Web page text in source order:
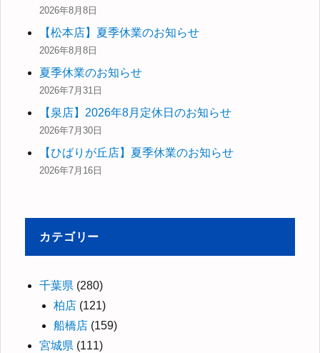
2026年8月8日
【松本店】夏季休業のお知らせ
2026年8月8日
夏季休業のお知らせ
2026年7月31日
【泉店】2026年8月定休日のお知らせ
2026年7月30日
【ひばりが丘店】夏季休業のお知らせ
2026年7月16日
カテゴリー
千葉県 (280)
柏店 (121)
船橋店 (159)
宮城県 (111)